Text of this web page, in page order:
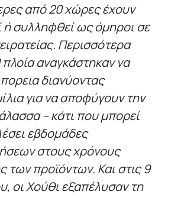
από 20 χώρες έχουν
ή συλληφθεί ως όμηροι σε
Περισσότερα
αναγκάστηκαν να
διανύοντας
για να αποφύγουν την
– κάτι που μπορεί
εβδομάδες
στους χρόνους
των προϊόντων. Και στις 9
οι Χούθι εξαπέλυσαν τη